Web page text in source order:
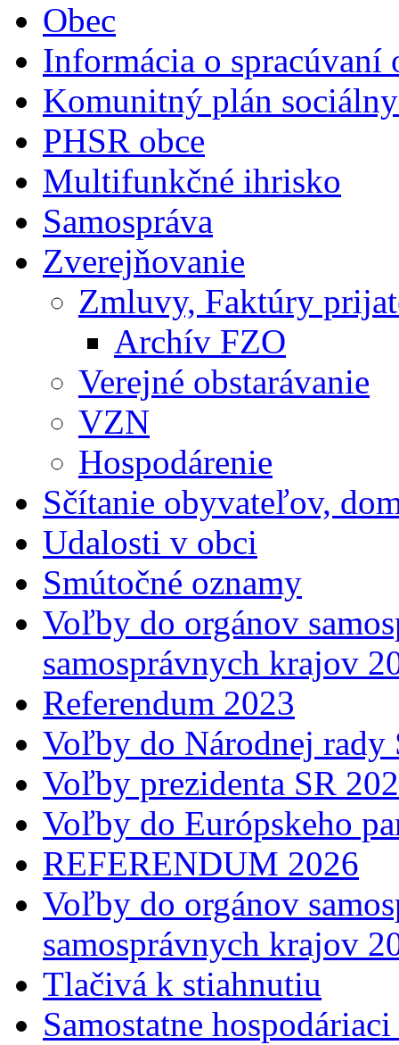
Obec
Informácia o spracúvaní
Komunitný plán
PHSR obce
Multifunkčné ihrisko
Samospráva
Zverejňovanie
Zmluvy, Faktúry
Archív FZO
Verejné obstarávanie
VZN
Hospodárenie
Sčítanie obyvateľov,
Udalosti v obci
Smútočné oznamy
Voľby do orgánov
samosprávnych krajov
Referendum 2023
Voľby do Národnej
Voľby prezidenta SR
Voľby do Európskeho
REFERENDUM 2026
Voľby do orgánov
samosprávnych krajov
Tlačivá k stiahnutiu
Samostatne